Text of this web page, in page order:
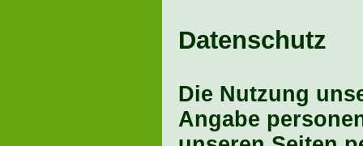
Datenschutz
Die Nutzung
Angabe